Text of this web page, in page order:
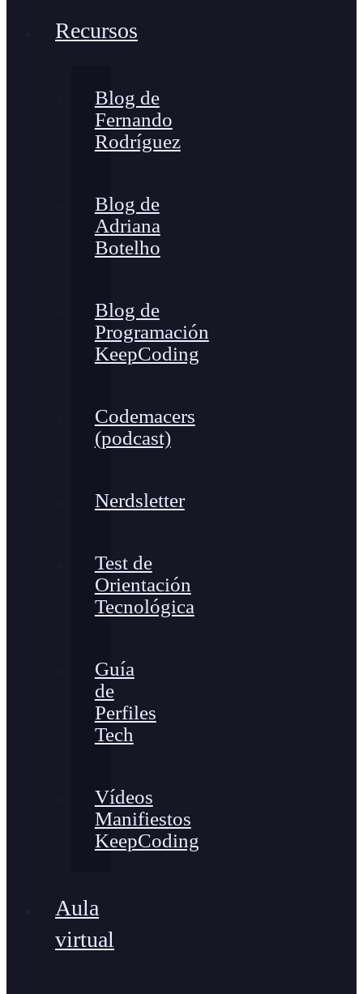
Recursos
Blog de
Fernando
Rodríguez
Blog de
Adriana
Botelho
Blog de
Programación
KeepCoding
Codemacers
(podcast)
Nerdsletter
Test de
Orientación
Tecnológica
Guía
de
Perfiles
Tech
Vídeos
Manifiestos
KeepCoding
Aula
virtual